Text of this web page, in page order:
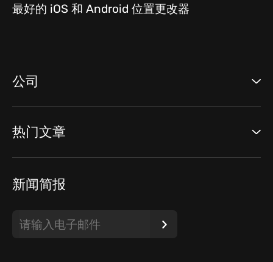
最好的 iOS 和 Android 位置更改器
公司
热门文章
新闻简报